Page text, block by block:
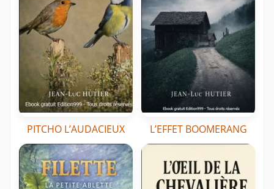
PITCHO L’AUDACIEUX L’EFFET BOOMERANG